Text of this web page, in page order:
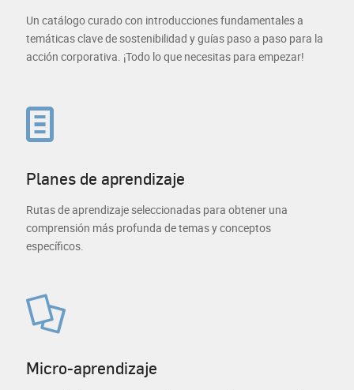
Un catálogo curado con introducciones fundamentales a
temáticas clave de sostenibilidad y guías paso a paso para la
acción corporativa. ¡Todo lo que necesitas para empezar!
Planes de aprendizaje
Rutas de aprendizaje seleccionadas para obtener una
comprensión más profunda de temas y conceptos
específicos.
Micro-aprendizaje